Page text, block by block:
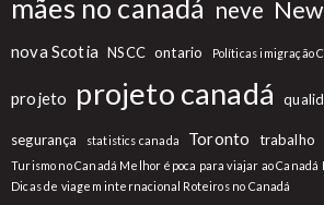
mães no canadá neve
nova Scotia NSCC ontario Políticas imigração
projeto projeto canadá
segurança statistics canada Toronto trabalho
Turismo no Canadá Melhor época para viajar ao Canadá
Dicas de viagem internacional Roteiros no Canadá